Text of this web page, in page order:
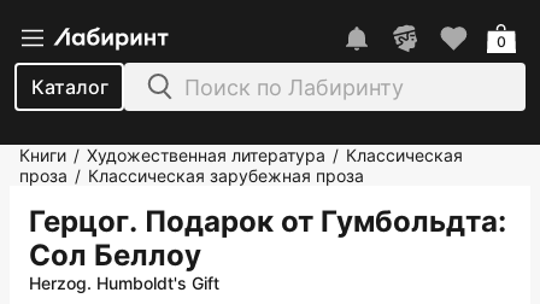
Каталог
0
Книги / Художественная литература / Классическая
проза / Классическая зарубежная проза
Герцог. Подарок от Гумбольдта:
Сол Беллоу
Herzog. Humboldt's Gift